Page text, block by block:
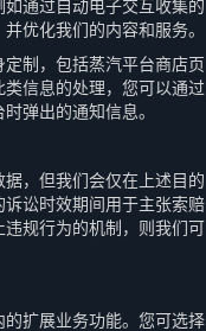
通过自动电子交互收集的
优化我们的内容和服务。
制，包括蒸汽平台商店页
信息的处理，您可以通过
弹出的通知信息。
，但我们会仅在上述目的
讼时效期间用于主张索赔
规行为的机制，则我们可
扩展业务功能。您可选择